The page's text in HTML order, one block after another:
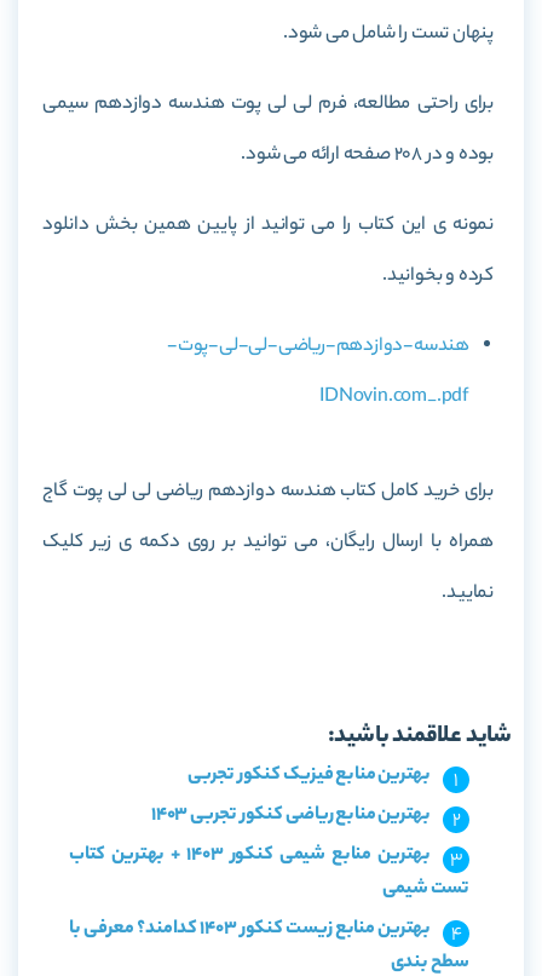
پنهان تست را شامل می شود.
برای راحتی مطالعه، فرم لی لی پوت هندسه دوازدهم سیمی
بوده و در 208 صفحه ارائه می شود.
نمونه ی این کتاب را می توانید از پایین همین بخش دانلود
کرده و بخوانید.
هندسه-دوازدهم-ریاضی-لی-لی-پوت-
IDNovin.com_.pdf
برای خرید کامل کتابهندسه دوازدهم ریاضی لی لی پوت گاج
همراه با ارسال رایگان، می توانید بر روی دکمه ی زیر کلیک
نمایید.
شاید علاقمند باشید:
بهترین منابع فیزیک کنکور تجربی
بهترین منابع ریاضی کنکور تجربی 1403
بهترین منابع شیمی کنکور 1403 + بهترین کتاب
تست شیمی
بهترین منابع زیست کنکور 1403 کدامند؟ معرفی با
سطح بندی